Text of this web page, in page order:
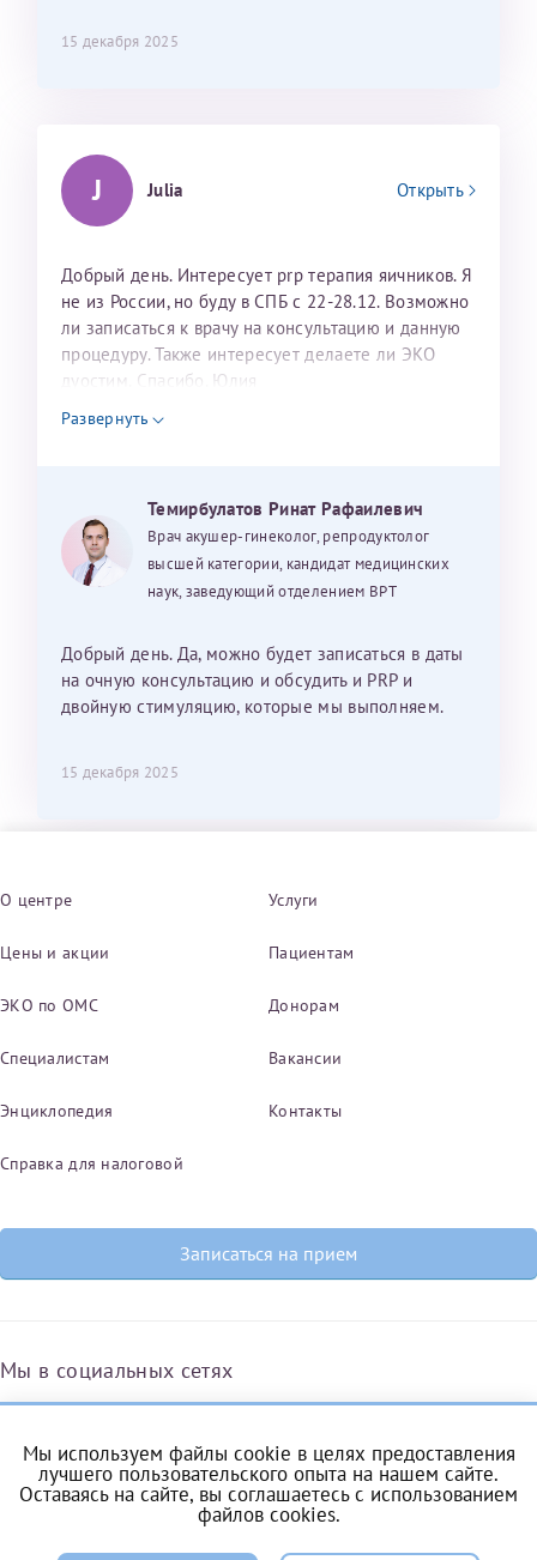
15 декабря 2025
J Julia Открыть
Добрый день. Интересует prp терапия яичников. Я
не из России, но буду в СПБ с 22-28.12. Возможно
ли записаться к врачу на консультацию и данную
процедуру. Также интересует делаете ли ЭКО
дуостим. Спасибо. Юлия
Развернуть
Темирбулатов Ринат Рафаилевич
Врач акушер-гинеколог, репродуктолог
высшей категории, кандидат медицинских
наук, заведующий отделением ВРТ
Добрый день. Да, можно будет записаться в даты
на очную консультацию и обсудить и PRP и
двойную стимуляцию, которые мы выполняем.
15 декабря 2025
О центре Услуги
Цены и акции Пациентам
ЭКО по ОМС Донорам
Специалистам Вакансии
Энциклопедия Контакты
Справка для налоговой
Записаться на прием
Мы в социальных сетях
Вконтакте ОдноклассникиЯндекс.Дзен Telegram Max
Мы используем файлы cookie в целях предоставления
лучшего пользовательского опыта на нашем сайте.
Оставаясь на сайте, вы соглашаетесь с использованием
файлов cookies.